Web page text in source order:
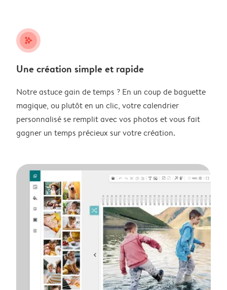
stars_plus
Une création simple et rapide
Notre astuce gain de temps ? En un coup de baguette
magique, ou plutôt en un clic, votre calendrier
personnalisé se remplit avec vos photos et vous fait
gagner un temps précieux sur votre création.